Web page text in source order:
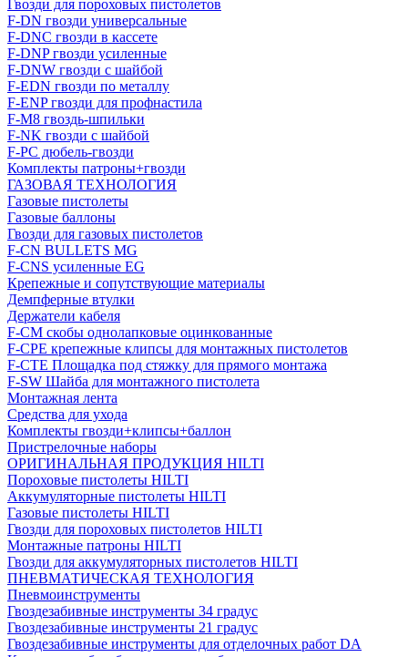
Гвозди для пороховых пистолетов
F-DN гвозди универсальные
F-DNC гвозди в кассете
F-DNP гвозди усиленные
F-DNW гвозди с шайбой
F-EDN гвозди по металлу
F-ENP гвозди для профнастила
F-M8 гвоздь-шпильки
F-NK гвозди с шайбой
F-PC дюбель-гвозди
Комплекты патроны+гвозди
ГАЗОВАЯ ТЕХНОЛОГИЯ
Газовые пистолеты
Газовые баллоны
Гвозди для газовых пистолетов
F-CN BULLETS MG
F-CNS усиленные EG
Крепежные и сопутствующие материалы
Демпферные втулки
Держатели кабеля
F-CM скобы однолапковые оцинкованные
F-CPE крепежные клипсы для монтажных пистолетов
F-CTE Площадка под стяжку для прямого монтажа
F-SW Шайба для монтажного пистолета
Монтажная лента
Средства для ухода
Комплекты гвозди+клипсы+баллон
Пристрелочные наборы
ОРИГИНАЛЬНАЯ ПРОДУКЦИЯ HILTI
Пороховые пистолеты HILTI
Аккумуляторные пистолеты HILTI
Газовые пистолеты HILTI
Гвозди для пороховых пистолетов HILTI
Монтажные патроны HILTI
Гвозди для аккумуляторных пистолетов HILTI
ПНЕВМАТИЧЕСКАЯ ТЕХНОЛОГИЯ
Пневмоинструменты
Гвоздезабивные инструменты 34 градус
Гвоздезабивные инструменты 21 градус
Гвоздезабивные инструменты для отделочных работ DA